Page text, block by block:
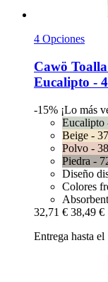
4 Opciones
Cawö
Eucalipto -​
-15% ¡Lo más
Eucalipto
Beige -
Polvo -
Piedra -
Diseño
Colores
32,71 € 38,49 €
Entrega hasta el